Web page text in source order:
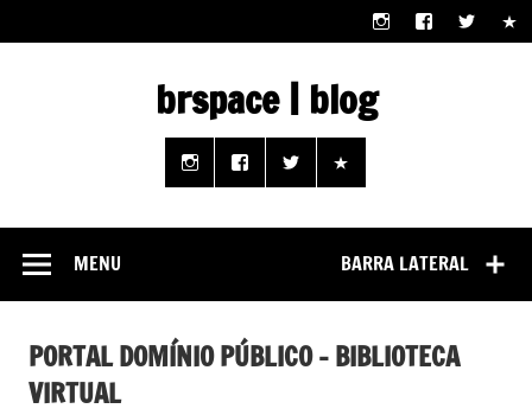
content
brspace | blog
Descubra como a tecnologia pode melhorar sua vida |
Junte-se a nós rumo a um futuro em que o útil e prático
estão ao seu alcance!
BARRA LATERAL
MENU
PORTAL DOMÍNIO PÚBLICO – BIBLIOTECA
VIRTUAL